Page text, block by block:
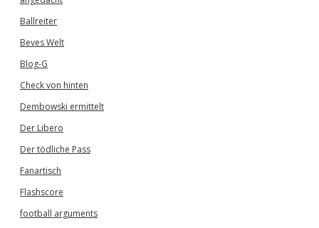
Ballreiter
Beves Welt
Blog-G
Check von hinten
Dembowski ermittelt
Der Libero
Der tödliche Pass
Fanartisch
Flashscore
football arguments